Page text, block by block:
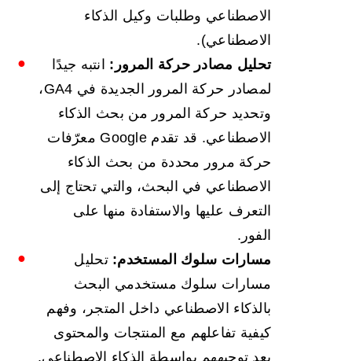
الاصطناعي وطلبات وكيل الذكاء
الاصطناعي).
تحليل مصادر حركة المرور: انتبه جيدًا
لمصادر حركة المرور الجديدة في GA4،
وتحديد حركة المرور من بحث الذكاء
الاصطناعي. قد تقدم Google معرّفات
حركة مرور محددة من بحث الذكاء
الاصطناعي في البحث، والتي تحتاج إلى
التعرف عليها والاستفادة منها على
الفور.
مسارات سلوك المستخدم: تحليل
مسارات سلوك مستخدمي البحث
بالذكاء الاصطناعي داخل المتجر، وفهم
كيفية تفاعلهم مع المنتجات والمحتوى
بعد توجيههم بواسطة الذكاء الاصطناعي.